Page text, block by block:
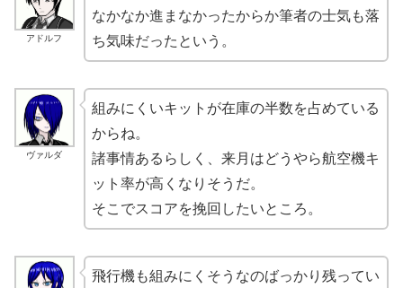
アドルフ
なかなか進まなかったからか筆者の士気も落
ち気味だったという。
ヴァルダ
組みにくいキットが在庫の半数を占めている
からね。
諸事情あるらしく、来月はどうやら航空機キ
ット率が高くなりそうだ。
そこでスコアを挽回したいところ。
飛行機も組みにくそうなのばっかり残ってい